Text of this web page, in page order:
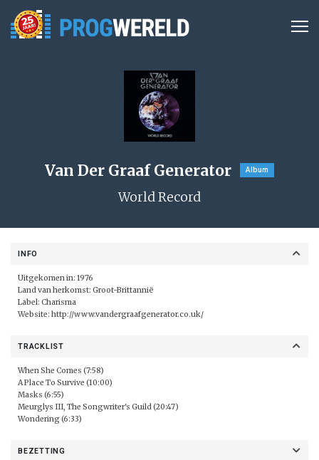
Van Der Graaf Generator Album
World Record
INFO
Uitgekomen in: 1976
Land van herkomst: Groot-Brittannië
Label: Charisma
Website: http://www.vandergraafgenerator.co.uk/
TRACKLIST
When She Comes (7:58)
A Place To Survive (10:00)
Masks (6:55)
Meurglys III, The Songwriter's Guild (20:47)
Wondering (6:33)
BEZETTING